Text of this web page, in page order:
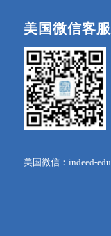
美国微信客服
美国微信：indeed-edu